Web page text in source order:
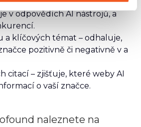
v odpovědích AI nástrojů, a
a klíčových témat – odhaluje,
pozitivně či negativně v a
citací – zjišťuje, které weby AI
o vaší značce.
naleznete na